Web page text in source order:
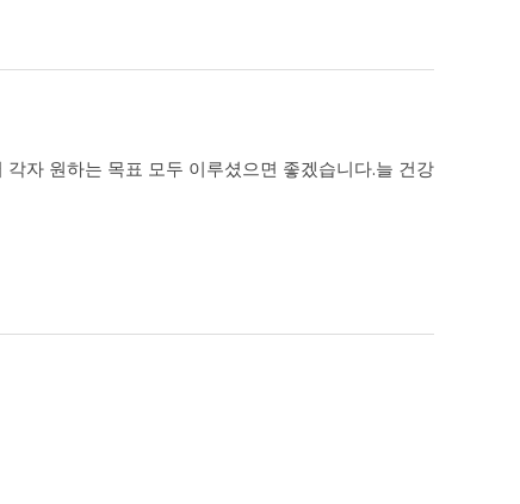
자 원하는 목표 모두 이루셨으면 좋겠습니다.늘 건강